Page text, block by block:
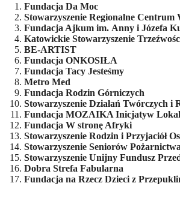
Fundacja Da Moc
Stowarzyszenie Regionalne
Fundacja Ajkum im. Anny i Józefa
Katowickie Stowarzyszenie
BE-ARTIST
Fundacja ONKOSIŁA
Fundacja Tacy Jesteśmy
Metro Med
Fundacja Rodzin Górniczych
Stowarzyszenie Działań Twórczych i
Fundacja MOZAIKA Inicjatyw
Fundacja W stronę Afryki
Stowarzyszenie Rodzin i Przyjaciół
Stowarzyszenie Seniorów
Stowarzyszenie Unijny Fundusz
Dobra Strefa Fabularna
Fundacja na Rzecz Dzieci z